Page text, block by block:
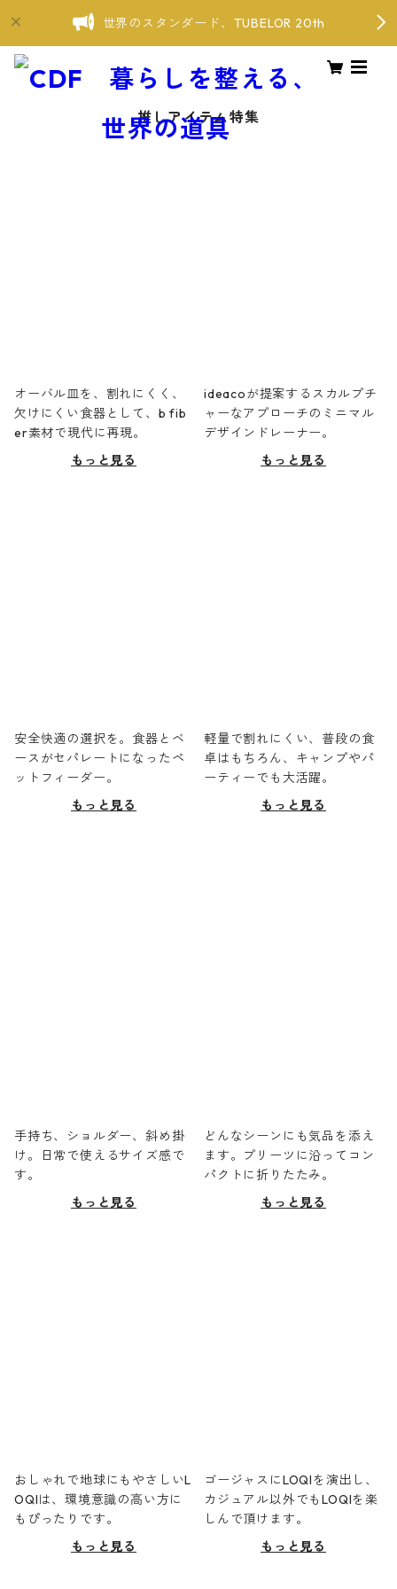
世界のスタンダード、TUBELOR 20th
推しアイテム特集
オーバル皿を、割れにくく、
欠けにくい食器として、b fib
er素材で現代に再現。
もっと見る
ideacoが提案するスカルプチ
ャーなアプローチのミニマル
デザインドレーナー。
もっと見る
安全快適の選択を。食器とベ
ースがセパレートになったペ
ットフィーダー。
もっと見る
軽量で割れにくい、普段の食
卓はもちろん、キャンプやパ
ーティーでも大活躍。
もっと見る
手持ち、ショルダー、斜め掛
け。日常で使えるサイズ感で
す。
もっと見る
どんなシーンにも気品を添え
ます。プリーツに沿ってコン
パクトに折りたたみ。
もっと見る
おしゃれで地球にもやさしいL
OQIは、環境意識の高い方に
もぴったりです。
もっと見る
ゴージャスにLOQIを演出し、
カジュアル以外でもLOQIを楽
しんで頂けます。
もっと見る